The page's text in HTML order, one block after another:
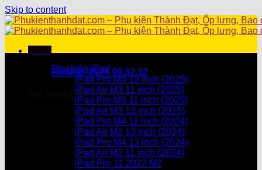
Skip to content
Hotline: 0971.99.32.32
Giỏ hàng /0₫
Chưa có sản phẩm trong giỏ hàng.
Chưa có sản phẩm trong giỏ hàng.
Danh mục sản phẩm
Phụ kiện iPad
iPad Pro M5 13 inch (2025)
iPad Air M3 11 inch (2025)
iPad Pro M5 11 inch (2025)
iPad Air M3 13 inch (2025)
iPad Pro M4 11 inch (2024)
iPad Air M2 13 inch (2024)
iPad Pro M4 13 inch (2024)
iPad Air M2 11 inch (2024)
iPad Pro 11 2022 M2